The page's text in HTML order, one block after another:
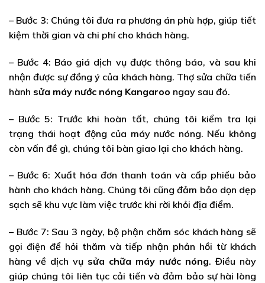
– Bước 3: Chúng tôi đưa ra phương án phù hợp, giúp tiết
kiệm thời gian và chi phí cho khách hàng.
– Bước 4: Báo giá dịch vụ được thông báo, và sau khi
nhận được sự đồng ý của khách hàng. Thợ sửa chữa tiến
hành sửa máy nước nóng Kangaroo ngay sau đó.
– Bước 5: Trước khi hoàn tất, chúng tôi kiểm tra lại
trạng thái hoạt động của máy nước nóng. Nếu không
còn vấn đề gì, chúng tôi bàn giao lại cho khách hàng.
– Bước 6: Xuất hóa đơn thanh toán và cấp phiếu bảo
hành cho khách hàng. Chúng tôi cũng đảm bảo dọn dẹp
sạch sẽ khu vực làm việc trước khi rời khỏi địa điểm.
– Bước 7: Sau 3 ngày, bộ phận chăm sóc khách hàng sẽ
gọi điện để hỏi thăm và tiếp nhận phản hồi từ khách
hàng về dịch vụ sửa chữa máy nước nóng. Điều này
giúp chúng tôi liên tục cải tiến và đảm bảo sự hài lòng